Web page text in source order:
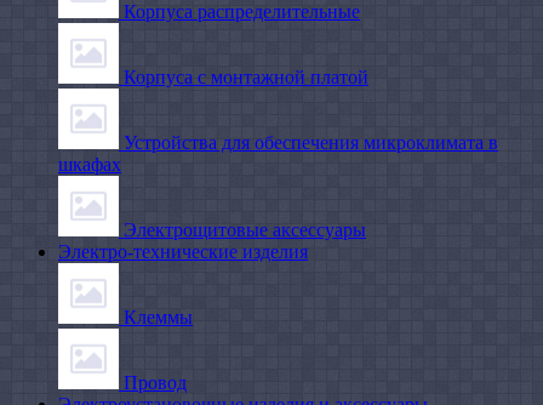
Корпуса распределительные
Корпуса с монтажной платой
Устройства для обеспечения микроклимата в
шкафах
Электрощитовые аксессуары
Электро-технические изделия
Клеммы
Провод